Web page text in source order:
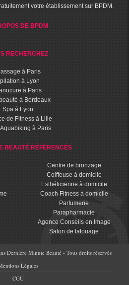
votre établissement sur BPDM.
DE BPDM
RECHERCHEZ
à Paris
à Lyon
à Paris
à Bordeaux
Spa à Lyon
de Fitness à Lille
à Paris
BEAUTÉ RÉFÉRENCÉS
Centre de bronzage
Coiffeuse à domicile
Esthéticienne à domicile
Coach Fitness à domicile
Parfumerie
Parapharmacie
Agence Conseils en Image
Salon de tatouage
Dernière Minute Beauté - Tous droits réservés
Légales
CGU